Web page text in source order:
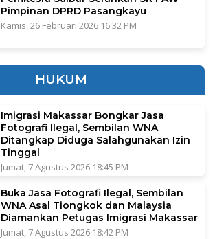
Pimpinan DPRD Pasangkayu
Kamis, 26 Februari 2026 16:32 PM
HUKUM
Imigrasi Makassar Bongkar Jasa
Fotografi Ilegal, Sembilan WNA
Ditangkap Diduga Salahgunakan Izin
Tinggal
Jumat, 7 Agustus 2026 18:45 PM
Buka Jasa Fotografi Ilegal, Sembilan
WNA Asal Tiongkok dan Malaysia
Diamankan Petugas Imigrasi Makassar
Jumat, 7 Agustus 2026 18:42 PM